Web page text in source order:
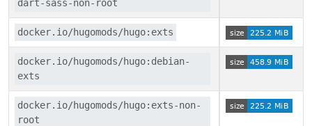
dart-sass-non-root
docker.io/hugomods/hugo:exts
docker.io/hugomods/hugo:debian-
exts
docker.io/hugomods/hugo:exts-non-
root